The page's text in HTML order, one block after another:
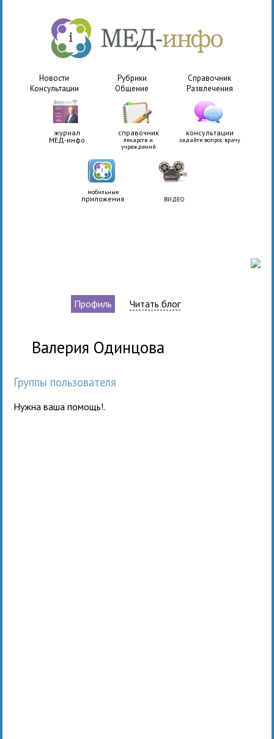
Новости Рубрики
Справочник
Консультации
Общение Развлечения
журнал
МЕД-инфо
справочник
лекарств и
учреждений
консультации
задайте вопрос врачу
мобильные
приложения ВИДЕО
Профиль Читать блог
Валерия Одинцова
Группы пользователя
Нужна ваша помощь!.